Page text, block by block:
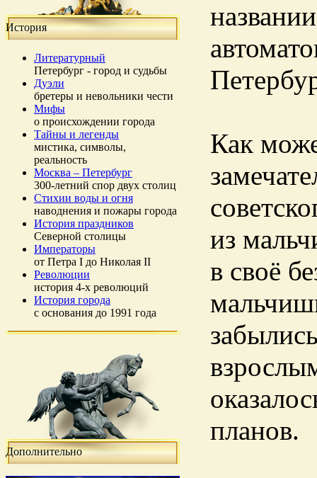
История
Литературный
Петербург - город и судьбы
Дуэли
бретеры и невольники чести
Мифы
о происхождении города
Тайны и легенды
мистика, символы,
реальность
Москва – Петербург
300-летний спор двух столиц
Стихии воды и огня
наводнения и пожары города
История праздников
Северной столицы
Императоры
от Петра I до Николая II
Революции
история 4-х революций
История города
с основания до 1991 года
Дополнительно
Как
из
в своё
планов.